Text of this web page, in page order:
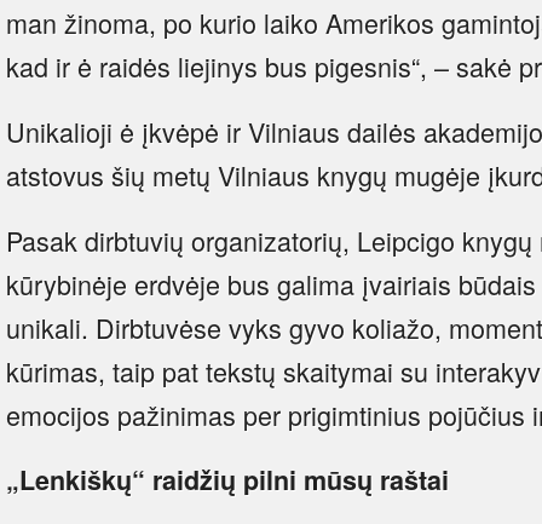
man žinoma, po kurio laiko Amerikos
kad ir ė raidės liejinys bus pigesnis“, – sakė
Unikalioji ė įkvėpė ir Vilniaus dailės
atstovus šių metų Vilniaus knygų mugėje
Pasak dirbtuvių organizatorių, Leipcigo
kūrybinėje erdvėje bus galima įvairiais
unikali. Dirbtuvėse vyks gyvo koliažo,
kūrimas, taip pat tekstų skaitymai su
emocijos pažinimas per prigimtinius pojūčius
„Lenkiškų“ raidžių pilni mūsų raštai